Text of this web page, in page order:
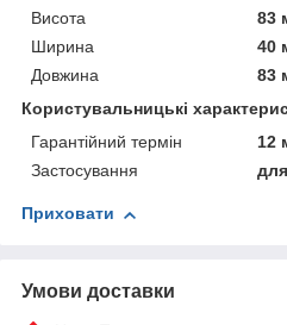
Висота
83
Ширина
40
Довжина
83
Користувальницькі
Гарантійний термін
12
Застосування
Приховати
Умови доставки